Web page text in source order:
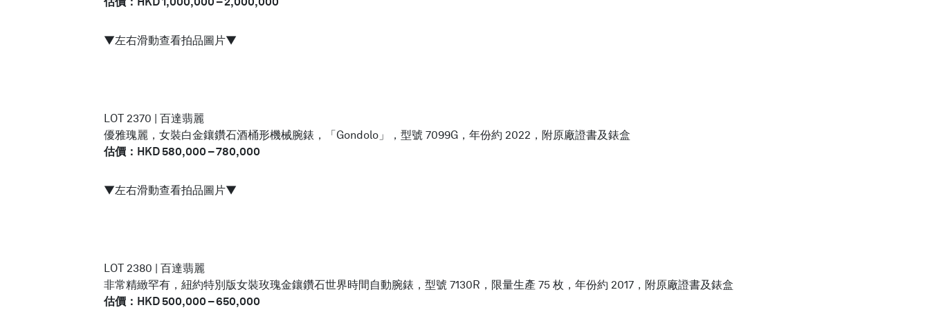
▼左右滑動查看拍品圖片▼
LOT 2370 | 百達翡麗
優雅瑰麗，女裝白金鑲鑽石酒桶形機械腕錶，「Gondolo」，型號 7099G，年份約 2022，附原廠證書及錶盒
估價：HKD 580,000 – 780,000
▼左右滑動查看拍品圖片▼
LOT 2380 | 百達翡麗
非常精緻罕有，紐約特別版女裝玫瑰金鑲鑽石世界時間自動腕錶，型號 7130R，限量生產 75 枚，年份約 2017，附原廠證書及錶盒
估價：HKD 500,000 – 650,000